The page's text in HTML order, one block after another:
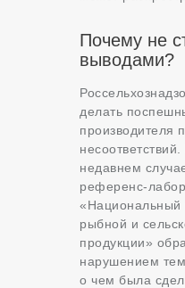
Почему не
выводами?
делать
производителя
недавнем
референс-
«Национальный
рыбной и
продукции»
нарушением
о чем была